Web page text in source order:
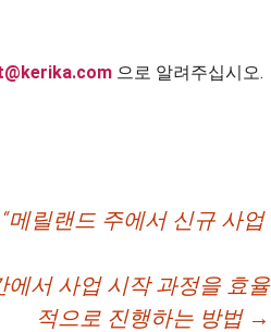
으로 알려주십시오.
메릴랜드 주에서 신규 사업
서 사업 시작 과정을 효율
적으로 진행하는 방법 →